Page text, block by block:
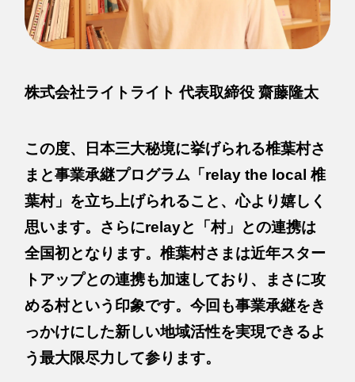
株式会社ライトライト 代表取締役 齋藤隆太
この度、日本三大秘境に挙げられる椎葉村さ
まと事業承継プログラム「relay the local 椎
葉村」を立ち上げられること、心より嬉しく
思います。さらにrelayと「村」との連携は
全国初となります。椎葉村さまは近年スター
トアップとの連携も加速しており、まさに攻
める村という印象です。今回も事業承継をき
っかけにした新しい地域活性を実現できるよ
う最大限尽力して参ります。